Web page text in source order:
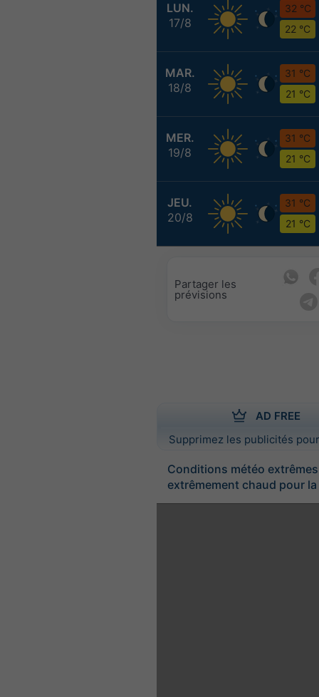
LUN.
17/8
32 °C
22 °C
MAR.
18/8
31 °C
21 °C
MER.
19/8
31 °C
21 °C
JEU.
20/8
31 °C
21 °C
Partager les
prévisions
AD FREE
Supprimez les publicités
Conditions météo
extrêmement chaud pour